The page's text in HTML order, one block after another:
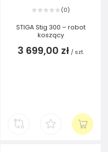
(0)
STIGA Stig 300 – robot
koszący
3 699,00 zł / szt.